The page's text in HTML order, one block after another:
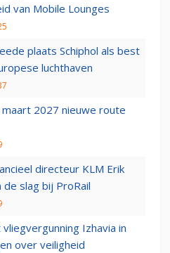
van Mobile Lounges
plaats Schiphol als best
luchthaven
2027 nieuwe route
directeur KLM Erik
de slag bij ProRail
Izhavia in
over veiligheid